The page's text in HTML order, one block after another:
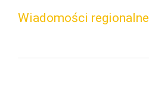
Wiadomości regionalne